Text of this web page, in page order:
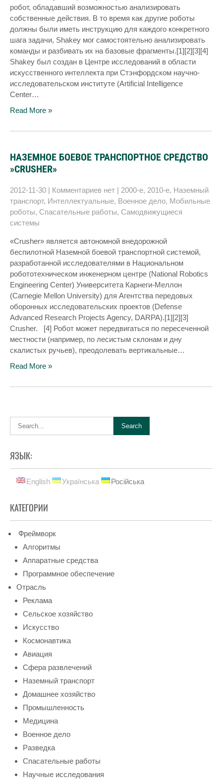
робот, обладавший возможностью анализировать
собственные действия. В то время как другие роботы
должны были иметь инструкцию для каждого конкретного
шага задачи, Shakey мог самостоятельно анализировать
команды и разбивать их на базовые фрагменты.[1][2][3][4]
Shakey был создан в Центре исследований в области
искусственного интеллекта при Стэнфордском научно-
исследовательском институте (Artificial Intelligence
Center…
Read More »
НАЗЕМНОЕ БОЕВОЕ ТРАНСПОРТНОЕ СРЕДСТВО
»CRUSHER»
2012-11-30 | Комментариев нет | 2000-е, 2010-е, Наземный
транспорт, Интеллектуальные, Военное дело, Мобильные
роботы, Спасательные работы, Самодвижущиеся
системы
«Crusher» является автономной внедорожной
беспилотной Наземной боевой транспортной системой,
разработанной исследователями в Национальном
робототехническом инженерном центре (National Robotics
Engineering Center) Университета Карнеги-Меллон
(Carnegie Mellon University) для Агентства передовых
оборонных исследовательских проектов (Defense
Advanced Research Projects Agency, DARPA).[1][2][3]
Crusher. [4] Робот может передвигаться по пересеченной
местности (например, по лесистым склонам и дну
скалистых ручьев), преодолевать вертикальные…
Read More »
ЯЗЫК:
English Українська Російська
КАТЕГОРИИ
Фреймворк
Алгоритмы
Аппаратные средства
Программное обеспечение
Отрасль
Реклама
Сельское хозяйство
Искусство
Космонавтика
Авиация
Сфера развлечений
Наземный транспорт
Домашнее хозяйство
Промышленность
Медицина
Военное дело
Разведка
Спасательные работы
Научные исследования